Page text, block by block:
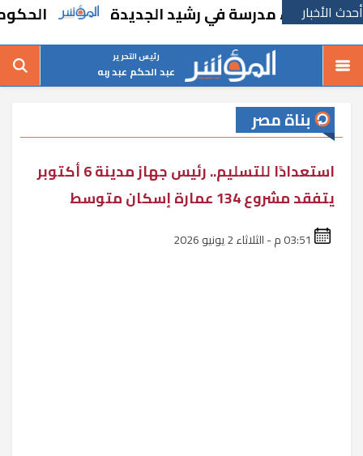
أحدث الأخبار
بإنشاء مدرسة في رشيد الجديدة الحكومة
رئيس التحرير
عبد الحكم عبد ربه
بناة مصر
استعدادًا للتسليم.. رئيس جهاز مدينة 6 أكتوبر
يتفقد مشروع 134 عمارة إسكان متوسط